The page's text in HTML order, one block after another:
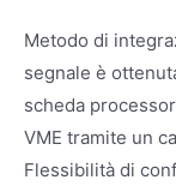
Metodo di
segnale è
scheda
VME tramite un
Flessibilità di